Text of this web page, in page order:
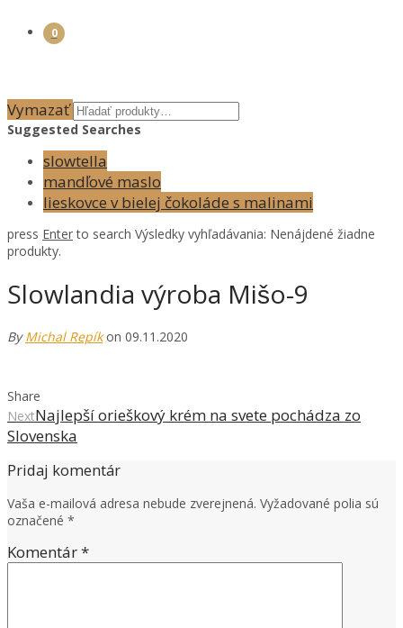
0
Vymazať
Suggested Searches
slowtella
mandľové maslo
lieskovce v bielej čokoláde s malinami
press Enterto search Výsledky vyhľadávania: Nenájdené žiadne
produkty.
Slowlandia výroba Mišo-9
ByMichal Repík on 09.11.2020
Share
NextNajlepší orieškový krém na svete pochádza zo
Slovenska
Pridaj komentár
Vaša e-mailová adresa nebude zverejnená. Vyžadované polia sú
označené *
Komentár*